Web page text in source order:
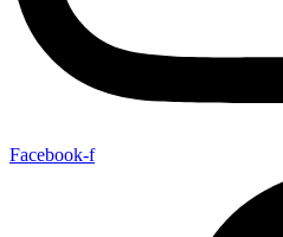
Facebook-f